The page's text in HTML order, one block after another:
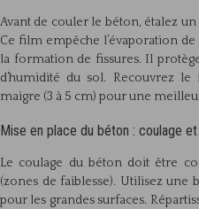
Avant de couler le béton, étalez
Ce film empêche l’évaporation
la formation de fissures. Il
d’humidité du sol. Recouvrez
maigre (3 à 5 cm) pour une
Mise en place du béton : coulage
Le coulage du béton doit être
(zones de faiblesse). Utilisez
pour les grandes surfaces.